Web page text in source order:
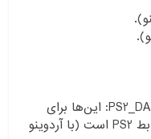
PS2_DAT، PS2_CMD، PS2_SEL، PS2_CLK: این‌ها برای
اتصال جوی استیک با استفاده از رابط PS2 است (با آردوینو